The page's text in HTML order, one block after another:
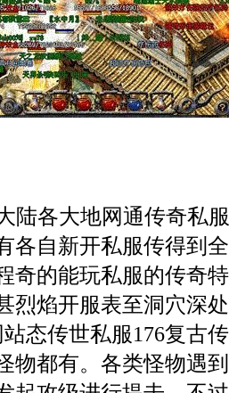
陆各大地网通传奇私
各自新开私服传得到
奇的能玩私服的传奇
烈焰开服表至洞穴深
态传世私服176复古
物都有。各类怪物遇